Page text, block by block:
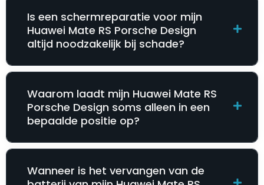
Is een schermreparatie voor mijn
Huawei Mate RS Porsche Design
altijd noodzakelijk bij schade?
Waarom laadt mijn Huawei Mate RS
Porsche Design soms alleen in een
bepaalde positie op?
Wanneer is het vervangen van de